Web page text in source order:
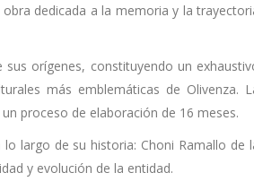
dedicada a la memoria y la
orígenes, constituyendo un
más emblemáticas de Olivenza.
proceso de elaboración de 16 meses.
largo de su historia: Choni Ramallo de
y evolución de la entidad.